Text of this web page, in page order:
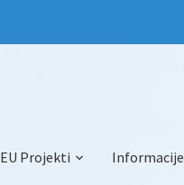
EU Projekti Informacije